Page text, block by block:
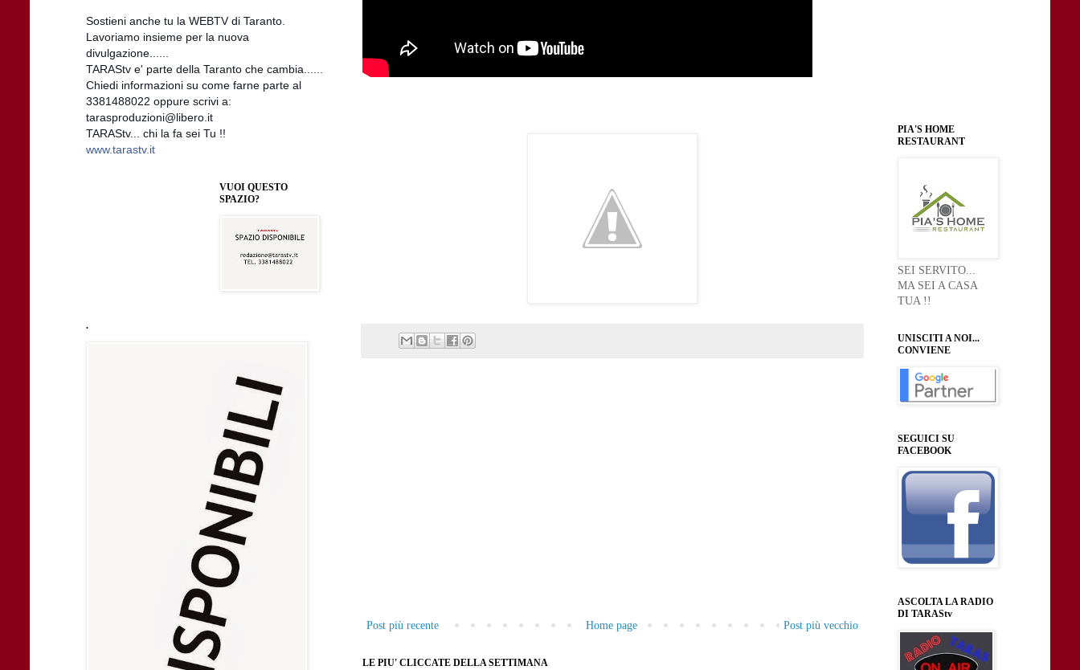
Post più recente Post più vecchio
Home page
LE PIU' CLICCATE DELLA SETTIMANA
Sostieni anche tu la WEBTV di Taranto.
Lavoriamo insieme per la nuova
divulgazione......
TARAStv e' parte della Taranto che cambia......
Chiedi informazioni su come farne parte al
3381488022 oppure scrivi a:
tarasproduzioni@libero.it
TARAStv... chi la fa sei Tu !!
www.tarastv.it
VUOI QUESTO
SPAZIO?
.
PIA'S HOME
RESTAURANT
SEI SERVITO...
MA SEI A CASA
TUA !!
UNISCITI A NOI...
CONVIENE
SEGUICI SU
FACEBOOK
ASCOLTA LA RADIO
DI TARAStv